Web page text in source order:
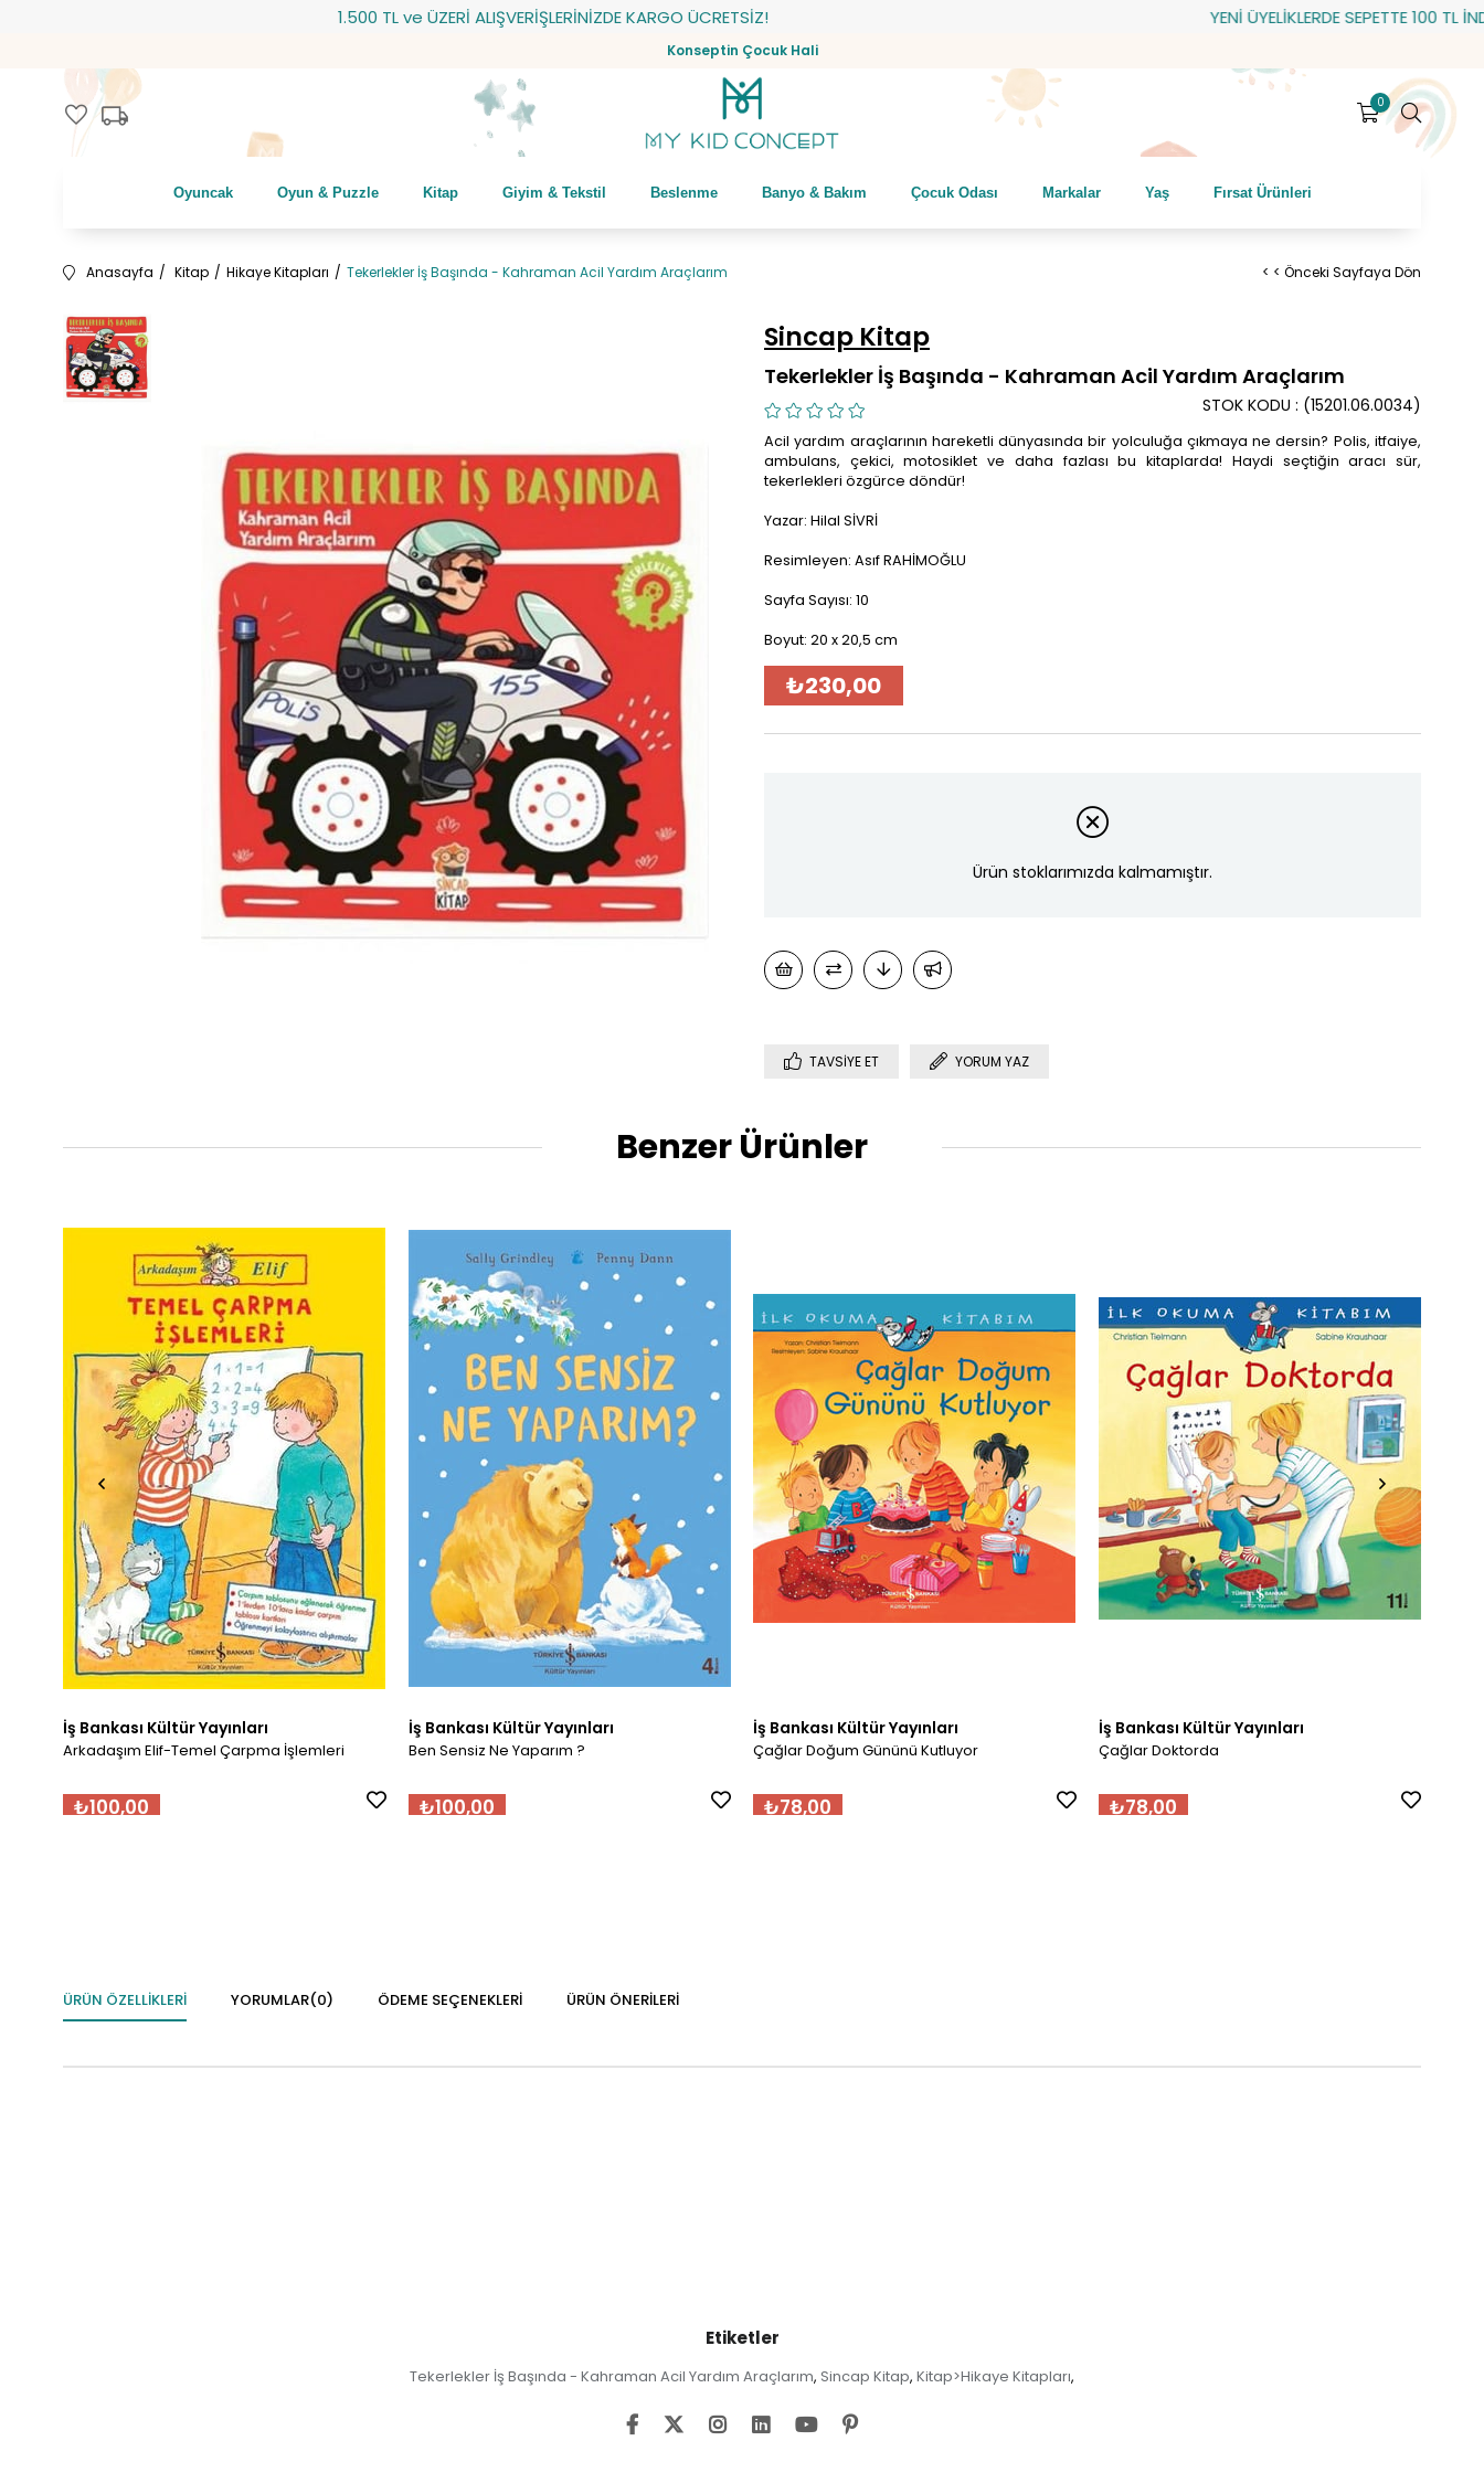
1.500 TL ve ÜZERİ ALIŞVERİŞLERİNİZDE KARGO ÜCRETSİZ! YENİ ÜYELİKLERDE SEPETTE 100 TL
Konseptin Çocuk Hali
favorite local_shipping 0
Oyuncak Oyun & Puzzle Kitap Giyim & Tekstil Beslenme Banyo & Bakım Çocuk Odası Markalar Yaş Fırsat Ürünleri
Anasayfa Kitap Hikaye Kitapları Tekerlekler İş Başında - Kahraman Acil Yardım Araçlarım < < Önceki Sayfaya Dön
Sincap Kitap
Tekerlekler İş Başında - Kahraman Acil Yardım Araçlarım
(15201.06.0034)
STOK KODU
Acil yardım araçlarının hareketli dünyasında bir yolculuğa çıkmaya ne dersin? Polis, itfaiye,
ambulans, çekici, motosiklet ve daha fazlası bu kitaplarda! Haydi seçtiğin aracı sür,
tekerlekleri özgürce döndür!
Yazar: Hilal SİVRİ
Resimleyen: Asıf RAHİMOĞLU
Sayfa Sayısı: 10
Boyut: 20 x 20,5 cm
₺230,00
Ürün stoklarımızda kalmamıştır.
TAVSIYE ET YORUM YAZ
Benzer Ürünler
İş Bankası Kültür Yayınları
Arkadaşım Elif-Temel Çarpma İşlemleri
₺100,00
İş Bankası Kültür Yayınları
Ben Sensiz Ne Yaparım ?
₺100,00
İş Bankası Kültür Yayınları
Çağlar Doğum Gününü Kutluyor
₺78,00
İş Bankası Kültür Yayınları
Çağlar Doktorda
₺78,00
ÜRÜN ÖZELLIKLERI YORUMLAR(0) ÖDEME SEÇENEKLERI ÜRÜN ÖNERILERI
Etiketler
Tekerlekler İş Başında - Kahraman Acil Yardım Araçlarım, Sincap Kitap, Kitap>Hikaye Kitapları,